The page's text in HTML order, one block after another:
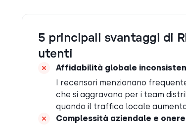
5 principali svantaggi di
utenti
Affidabilità globale
I recensori menzionano
che si aggravano per i team
quando il traffico locale
Complessità aziendale e